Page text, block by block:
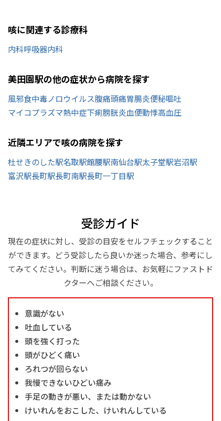
咳に関連する診療科
内科呼吸器内科
美田園駅の他の症状から病院を探す
風邪食中毒ノロウイルス腹痛頭痛胃腸炎便秘嘔吐
マイコプラズマ熱中症下痢膀胱炎血便動悸高血圧
近隣エリアで咳の病院を探す
杜せきのした駅名取駅館腰駅南仙台駅太子堂駅岩沼駅
富沢駅長町駅長町南駅長町一丁目駅
受診ガイド
現在の症状に対し、受診の目安をセルフチェックすること
ができます。どう受診したら良いか迷った場合、参考にし
てみてください。判断に迷う場合は、お気軽にファストド
クターへご相談ください。
意識がない
吐血している
頭を強く打った
頭がひどく痛い
ろれつが回らない
我慢できないひどい痛み
手足の動きが悪い、または動かない
けいれんをおこした、けいれんしている